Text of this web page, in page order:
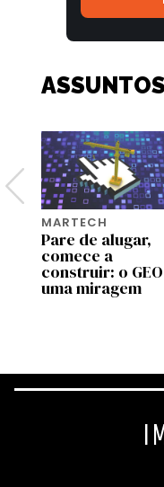
MARTECH
Pare de alugar,
comece a
construir: o
uma miragem